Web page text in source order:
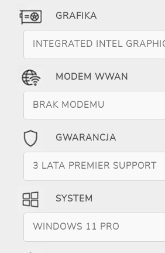
GRAFIKA
INTEGRATED INTEL
MODEM WWAN
BRAK MODEMU
GWARANCJA
3 LATA PREMIER SUPPORT
SYSTEM
WINDOWS 11 PRO